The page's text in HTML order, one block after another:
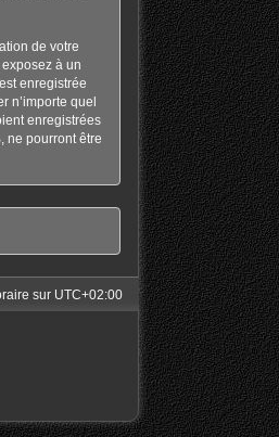
de votre
à un
enregistrée
n’importe quel
enregistrées
ne pourront être
sur UTC+02:00